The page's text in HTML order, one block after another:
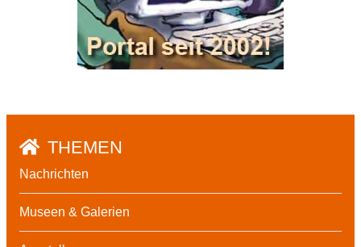
THEMEN
Nachrichten
Museen & Galerien